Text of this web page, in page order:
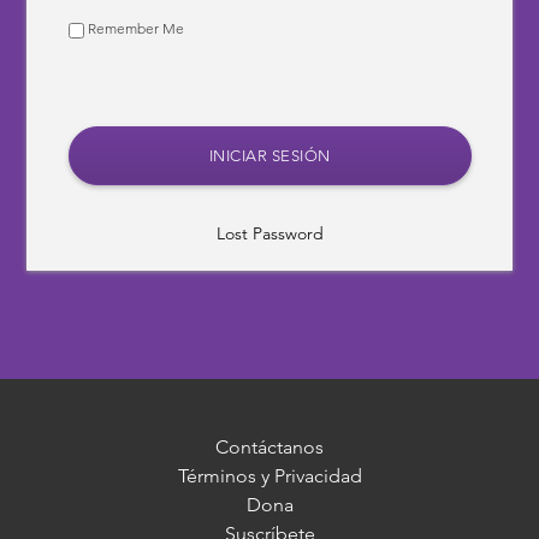
Remember Me
Lost Password
Contáctanos
Términos y Privacidad
Dona
Suscríbete